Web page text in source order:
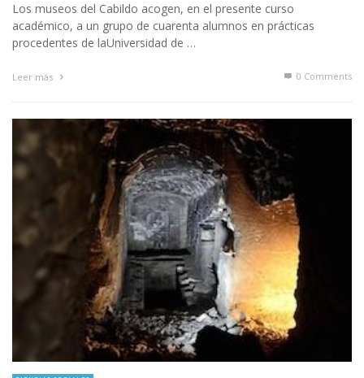
Los museos del Cabildo acogen, en el presente curso
académico, a un grupo de cuarenta alumnos en prácticas
procedentes de laUniversidad de …
Leer más 0 Comments